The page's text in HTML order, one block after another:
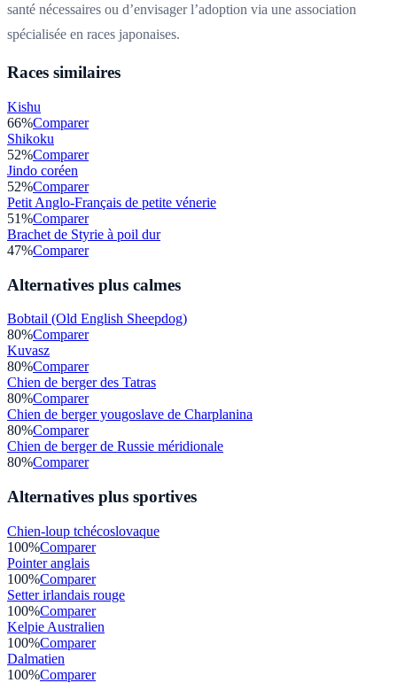
santé nécessaires ou d’envisager l’adoption via une association
spécialisée en races japonaises.
Races similaires
Kishu
66%Comparer
Shikoku
52%Comparer
Jindo coréen
52%Comparer
Petit Anglo-Français de petite vénerie
51%Comparer
Brachet de Styrie à poil dur
47%Comparer
Alternatives plus calmes
Bobtail (Old English Sheepdog)
80%Comparer
Kuvasz
80%Comparer
Chien de berger des Tatras
80%Comparer
Chien de berger yougoslave de Charplanina
80%Comparer
Chien de berger de Russie méridionale
80%Comparer
Alternatives plus sportives
Chien-loup tchécoslovaque
100%Comparer
Pointer anglais
100%Comparer
Setter irlandais rouge
100%Comparer
Kelpie Australien
100%Comparer
Dalmatien
100%Comparer